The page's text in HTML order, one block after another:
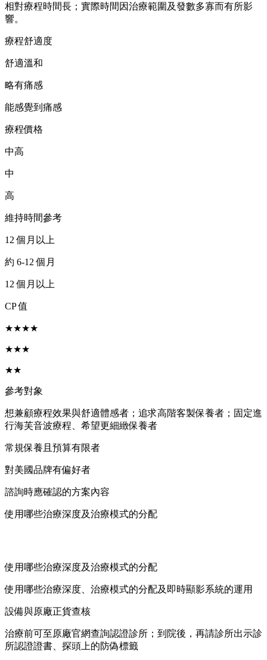
相對療程時間長；實際時間因治療範圍及發數多寡而有所影
響。
療程舒適度
舒適溫和
略有痛感
能感覺到痛感
療程價格
中高
中
高
維持時間參考
12 個月以上
約 6-12 個月
12 個月以上
CP 值
★★★★
★★★
★★
參考對象
想兼顧療程效果與舒適體感者；追求高階客製保養者；固定進
行海芙音波療程、希望更細緻保養者
常規保養且預算有限者
對美國品牌有偏好者
諮詢時應確認的方案內容
使用哪些治療深度及治療模式的分配
使用哪些治療深度及治療模式的分配
使用哪些治療深度、治療模式的分配及即時顯影系統的運用
設備與原廠正貨查核
治療前可至原廠官網查詢認證診所；到院後，再請診所出示診
所認證證書、探頭上的防偽標籤